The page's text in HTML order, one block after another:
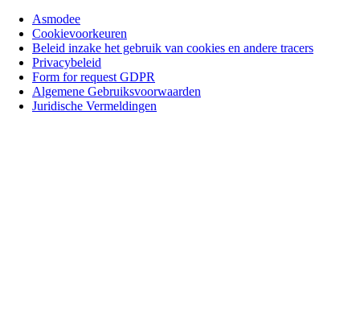
Asmodee
Cookievoorkeuren
Beleid inzake het gebruik van cookies en andere tracers
Privacybeleid
Form for request GDPR
Algemene Gebruiksvoorwaarden
Juridische Vermeldingen